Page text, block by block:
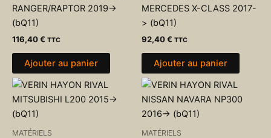
RANGER/RAPTOR 2019->
(bQ11)
116,40€ TTC
Ajouter au panier
MERCEDES X-CLASS 2017-
> (bQ11)
92,40€ TTC
Ajouter au panier
MATÉRIELS MATÉRIELS